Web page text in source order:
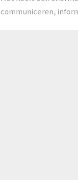
communiceren,